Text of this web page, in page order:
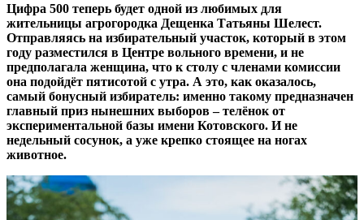
Цифра 500 теперь будет одной из любимых для
жительницы агрогородка Дещенка Татьяны Шелест.
Отправляясь на избирательный участок, который в этом
году разместился в Центре вольного времени, и не
предполагала женщина, что к столу с членами комиссии
она подойдёт пятисотой с утра. А это, как оказалось,
самый бонусный избиратель: именно такому предназначен
главный приз нынешних выборов – телёнок от
экспериментальной базы имени Котовского. И не
недельный сосунок, а уже крепко стоящее на ногах
животное.